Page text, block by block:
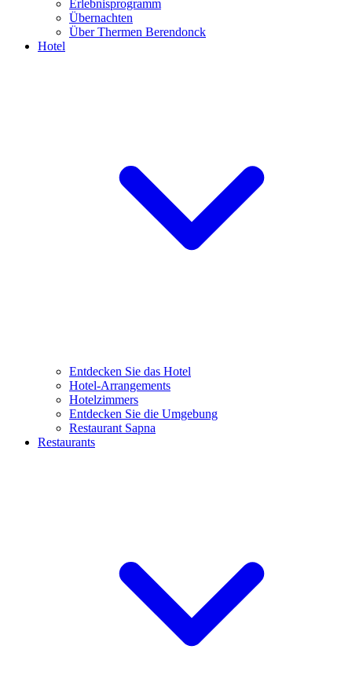
Erlebnisprogramm
Übernachten
Über Thermen Berendonck
Hotel
Entdecken Sie das Hotel
Hotel-Arrangements
Hotelzimmers
Entdecken Sie die Umgebung
Restaurant Sapna
Restaurants